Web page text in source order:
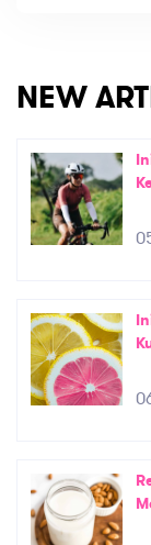
NEW